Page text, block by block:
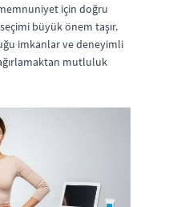
için doğru
büyük önem taşır.
imkanlar ve deneyimli
mutluluk